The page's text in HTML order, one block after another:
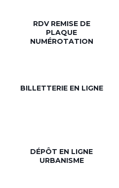
RDV REMISE DE
PLAQUE
NUMÉROTATION
BILLETTERIE EN LIGNE
DÉPÔT EN LIGNE
URBANISME